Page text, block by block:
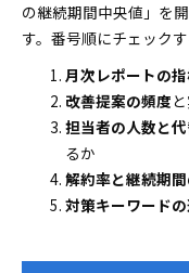
の継続期間中央値」を
す。番号順にチェック
月次レポートの
改善提案の頻度
担当者の人数と
るか
解約率と継続期
対策キーワード